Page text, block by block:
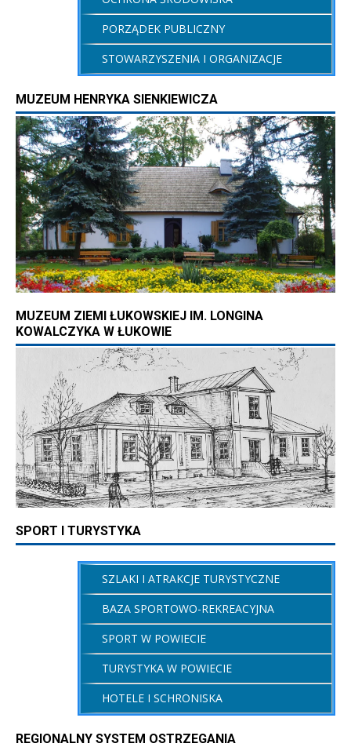
PORZĄDEK PUBLICZNY
STOWARZYSZENIA I ORGANIZACJE
MUZEUM HENRYKA SIENKIEWICZA
MUZEUM ZIEMI ŁUKOWSKIEJ IM. LONGINA
KOWALCZYKA W ŁUKOWIE
SPORT I TURYSTYKA
SZLAKI I ATRAKCJE TURYSTYCZNE
BAZA SPORTOWO-REKREACYJNA
SPORT W POWIECIE
TURYSTYKA W POWIECIE
HOTELE I SCHRONISKA
REGIONALNY SYSTEM OSTRZEGANIA